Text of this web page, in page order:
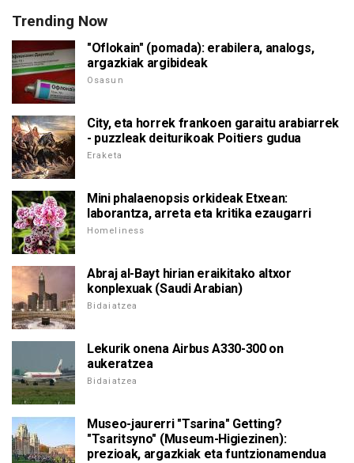
Trending Now
"Oflokain" (pomada): erabilera, analogs,
argazkiak argibideak
Osasun
City, eta horrek frankoen garaitu arabiarrek
- puzzleak deiturikoak Poitiers gudua
Eraketa
Mini phalaenopsis orkideak Etxean:
laborantza, arreta eta kritika ezaugarri
Homeliness
Abraj al-Bayt hirian eraikitako altxor
konplexuak (Saudi Arabian)
Bidaiatzea
Lekurik onena Airbus A330-300 on
aukeratzea
Bidaiatzea
Museo-jaurerri "Tsarina" Getting?
"Tsaritsyno" (Museum-Higiezinen):
prezioak, argazkiak eta funtzionamendua